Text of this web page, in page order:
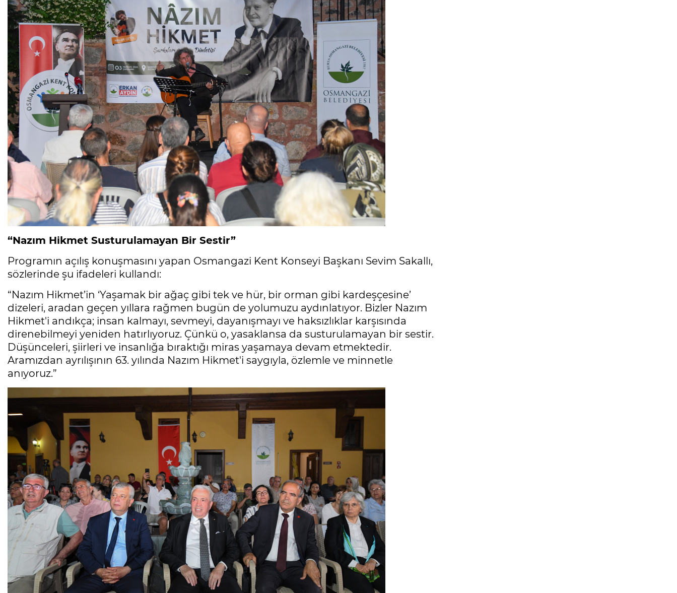
“Nazım Hikmet Susturulamayan Bir Sestir”
Programın açılış konuşmasını yapan Osmangazi Kent Konseyi Başkanı Sevim Sakallı,
sözlerinde şu ifadeleri kullandı:
“Nazım Hikmet’in ‘Yaşamak bir ağaç gibi tek ve hür, bir orman gibi kardeşçesine’
dizeleri, aradan geçen yıllara rağmen bugün de yolumuzu aydınlatıyor. Bizler Nazım
Hikmet'i andıkça; insan kalmayı, sevmeyi, dayanışmayı ve haksızlıklar karşısında
direnebilmeyi yeniden hatırlıyoruz. Çünkü o, yasaklansa da susturulamayan bir sestir.
Düşünceleri, şiirleri ve insanlığa bıraktığı miras yaşamaya devam etmektedir.
Aramızdan ayrılışının 63. yılında Nazım Hikmet'i saygıyla, özlemle ve minnetle
anıyoruz.”